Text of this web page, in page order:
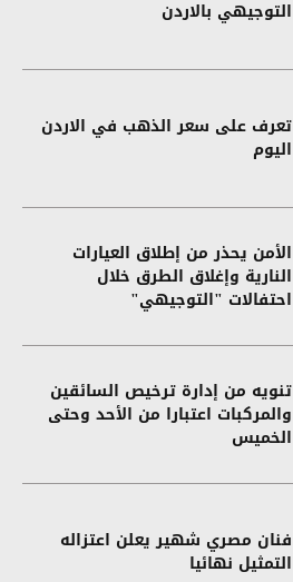
التوجيهي بالاردن
تعرف على سعر الذهب في الاردن
اليوم
الأمن يحذر من إطلاق العيارات
النارية وإغلاق الطرق خلال
احتفالات "التوجيهي"
تنويه من إدارة ترخيص السائقين
والمركبات اعتبارا من الأحد وحتى
الخميس
فنان مصري شهير يعلن اعتزاله
التمثيل نهائيا